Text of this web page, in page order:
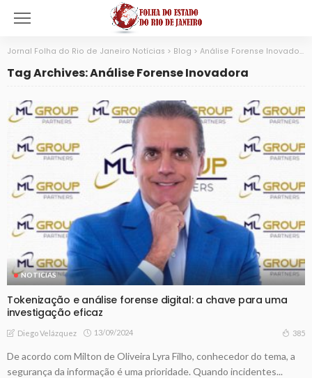
Jornal Folha do Rio de Janeiro Notícias > Blog > Análise Forense Inovadora
Tag Archives: Análise Forense Inovadora
NOTICIAS
Tokenização e análise forense digital: a chave para uma
investigação eficaz
Diego Velázquez 13/09/2024 385
De acordo com Milton de Oliveira Lyra Filho, conhecedor do tema, a
segurança da informação é uma prioridade. Quando incidentes...